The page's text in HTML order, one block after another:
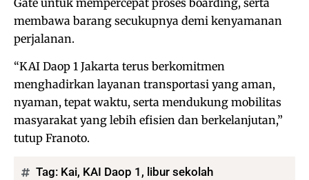
membawa barang secukupnya demi kenyamanan
perjalanan.
“KAI Daop 1 Jakarta terus berkomitmen
menghadirkan layanan transportasi yang aman,
nyaman, tepat waktu, serta mendukung mobilitas
masyarakat yang lebih efisien dan berkelanjutan,”
tutup Franoto.
Tag: Kai, KAI Daop 1 , libur sekolah